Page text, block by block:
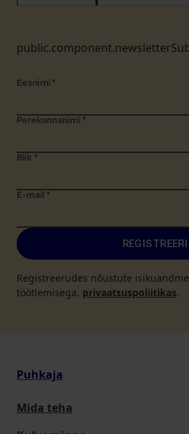
Eesnimi *
Perekonnanimi *
Riik *
E-mail *
REGISTREERI
Registreerudes nõustute
töötlemisega. privaatsuspoliitikas.
Puhkaja
Mida teha